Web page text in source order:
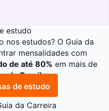
estudo
nos estudos? O Guia da
mensalidades com
de até 80% em mais de
do Brasil.
de estudo
da Carreira